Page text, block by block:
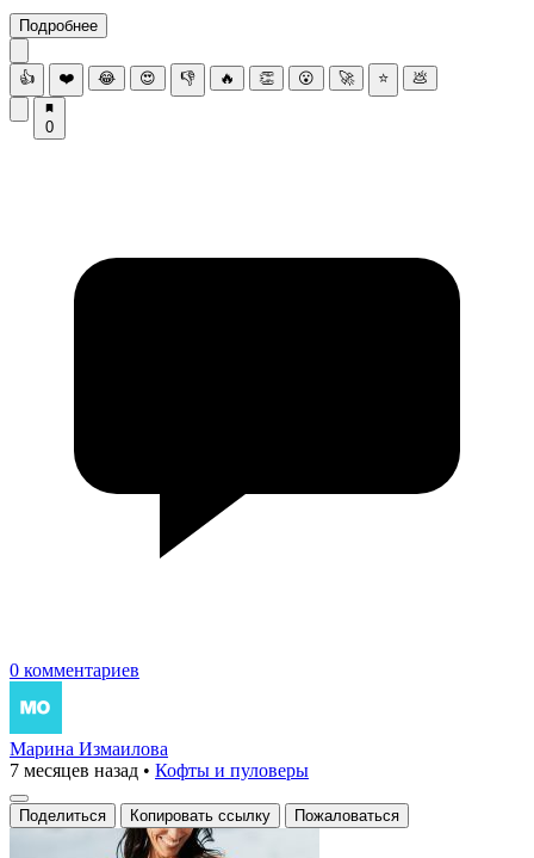
Подробнее
👍 ❤️ 😂 😍 👎 🔥 👏 😮 🚀 ⭐ 💩
0
0 комментариев
Марина Измаилова
7 месяцев назад • Кофты и пуловеры
Поделиться Копировать ссылку Пожаловаться